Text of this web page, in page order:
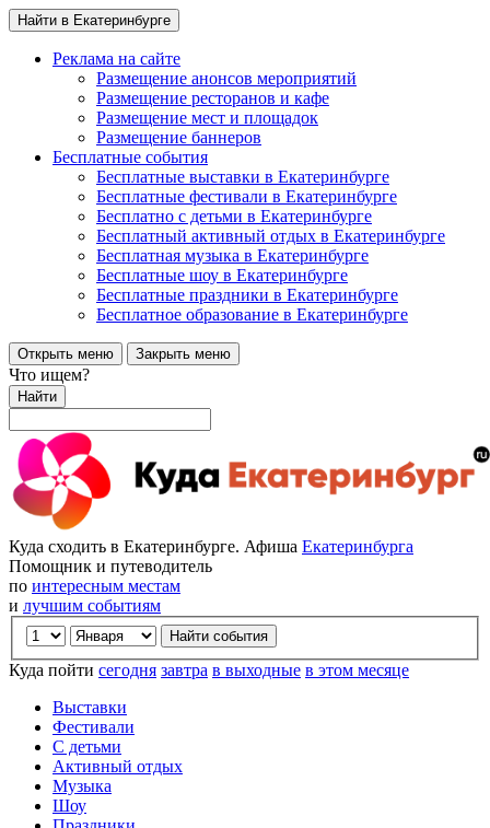
Найти в Екатеринбурге
Реклама на сайте
Размещение анонсов мероприятий
Размещение ресторанов и кафе
Размещение мест и площадок
Размещение баннеров
Бесплатные события
Бесплатные выставки в Екатеринбурге
Бесплатные фестивали в Екатеринбурге
Бесплатно с детьми в Екатеринбурге
Бесплатный активный отдых в Екатеринбурге
Бесплатная музыка в Екатеринбурге
Бесплатные шоу в Екатеринбурге
Бесплатные праздники в Екатеринбурге
Бесплатное образование в Екатеринбурге
Открыть меню Закрыть меню
Что ищем?
Найти
Куда сходить в Екатеринбурге. Афиша Екатеринбурга
Помощник и путеводитель
по интересным местам
и лучшим событиям
Куда пойти сегодня завтра в выходные в этом месяце
Выставки
Фестивали
С детьми
Активный отдых
Музыка
Шоу